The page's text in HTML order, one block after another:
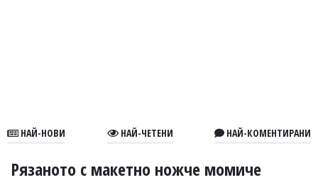
В
НАЙ-НОВИ НАЙ-ЧЕТЕНИ НАЙ-КОМЕНТИРАНИ
Рязаното с макетно ножче момиче